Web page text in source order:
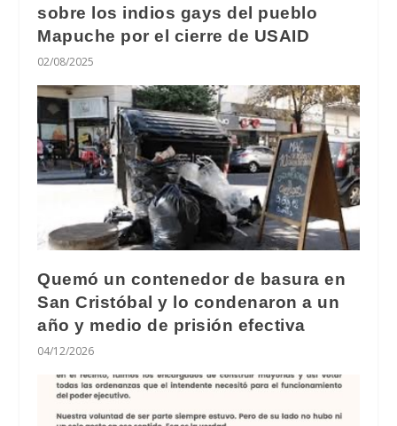
sobre los indios gays del pueblo
Mapuche por el cierre de USAID
02/08/2025
Quemó un contenedor de basura en
San Cristóbal y lo condenaron a un
año y medio de prisión efectiva
04/12/2026